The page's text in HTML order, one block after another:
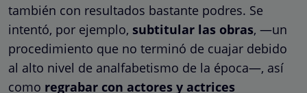
también con resultados bastante podres. Se
intentó, por ejemplo, subtitular las obras, —un
procedimiento que no terminó de cuajar debido
al alto nivel de analfabetismo de la época—, así
como regrabar con actores y actrices